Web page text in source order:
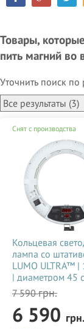
Товары,
пить магний во
Уточнить поиск по
Снят с производства
Кольцевая
лампа со
LUMO ULTRA™ |
| диаметром 45
тик тока,
косметолога,
фото,
купить недорого
7 590грн.
6 590 грн.